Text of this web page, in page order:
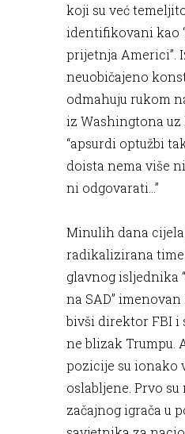
koji su već
identifikovani kao
prijetnja Americi”.
neuobičajeno
odmahuju rukom
iz Washingtona uz
“apsurdi optužbi
doista nema više
ni odgovarati...”
Minulih dana
radikalizirana time
glavnog isljednika
na SAD”
bivši direktor FBI i
ne blizak Trumpu.
pozicije su ionako
oslabljene. Prvo
začajnog igrača u